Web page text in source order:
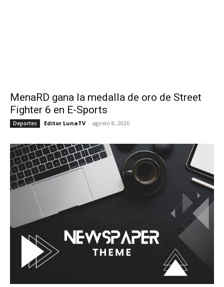
MenaRD gana la medalla de oro de Street
Fighter 6 en E-Sports
Deportes Editor LunaTV - agosto 8, 2026